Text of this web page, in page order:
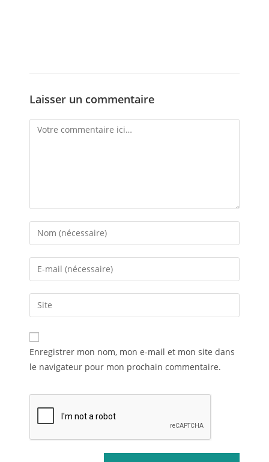
Laisser un commentaire
Enregistrer mon nom, mon e-mail et mon site dans
le navigateur pour mon prochain commentaire.